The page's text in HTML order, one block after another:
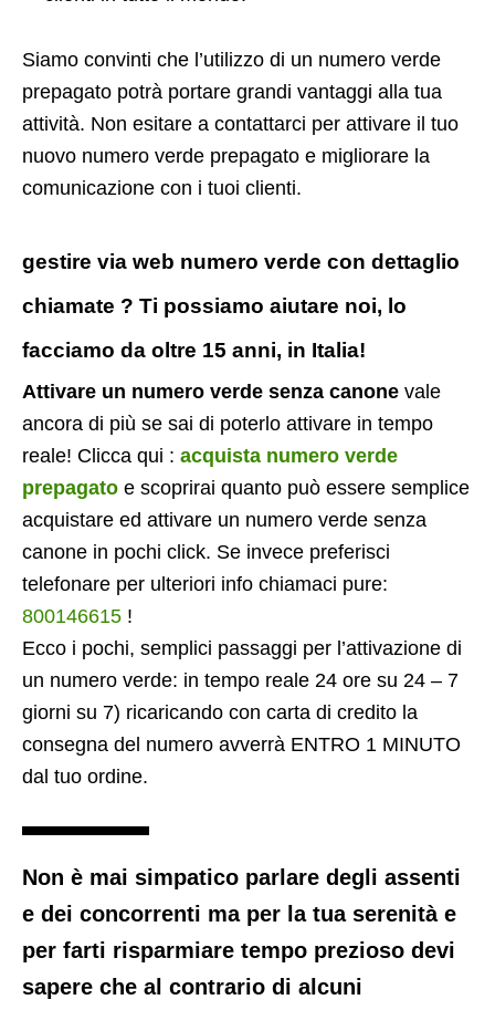
Siamo convinti che l’utilizzo di un numero verde
prepagato potrà portare grandi vantaggi alla tua
attività. Non esitare a contattarci per attivare il tuo
nuovo numero verde prepagato e migliorare la
comunicazione con i tuoi clienti.
gestire via web numero verde con dettaglio
chiamate ? Ti possiamo aiutare noi, lo
facciamo da oltre 15 anni, in Italia!
Attivare un numero verde senza canone vale
ancora di più se sai di poterlo attivare in tempo
reale! Clicca qui : acquista numero verde
prepagato e scoprirai quanto può essere semplice
acquistare ed attivare un numero verde senza
canone in pochi click. Se invece preferisci
telefonare per ulteriori info chiamaci pure:
800146615 !
Ecco i pochi, semplici passaggi per l’attivazione di
un numero verde: in tempo reale 24 ore su 24 – 7
giorni su 7) ricaricando con carta di credito la
consegna del numero avverrà ENTRO 1 MINUTO
dal tuo ordine.
Non è mai simpatico parlare degli assenti
e dei concorrenti ma per la tua serenità e
per farti risparmiare tempo prezioso devi
sapere che al contrario di alcuni